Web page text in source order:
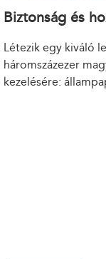
Biztonság és
Létezik egy kiváló
háromszázezer
kezelésére: